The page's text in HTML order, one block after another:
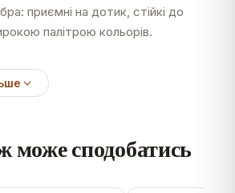
приємні на дотик, стійкі до
палітрою кольорів.
може сподобатись